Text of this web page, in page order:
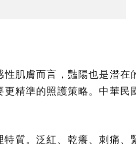
肌膚而言，豔陽也是潛在
精準的照護策略。中華民
質。泛紅、乾癢、刺痛、